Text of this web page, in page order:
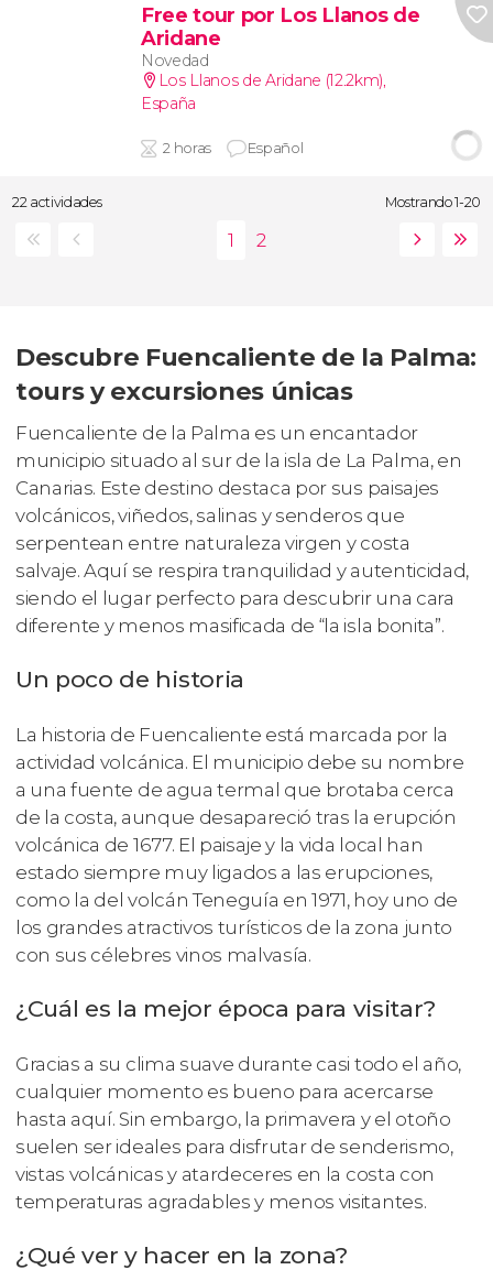
Free tour por Los Llanos de
Aridane
Novedad
Los Llanos de Aridane (12.2km),
España
2 horas Español
22 actividades Mostrando 1-20
Descubre Fuencaliente de la Palma:
tours y excursiones únicas
Fuencaliente de la Palma es un encantador
municipio situado al sur de la isla de La Palma, en
Canarias. Este destino destaca por sus paisajes
volcánicos, viñedos, salinas y senderos que
serpentean entre naturaleza virgen y costa
salvaje. Aquí se respira tranquilidad y autenticidad,
siendo el lugar perfecto para descubrir una cara
diferente y menos masificada de “la isla bonita”.
Un poco de historia
La historia de Fuencaliente está marcada por la
actividad volcánica. El municipio debe su nombre
a una fuente de agua termal que brotaba cerca
de la costa, aunque desapareció tras la erupción
volcánica de 1677. El paisaje y la vida local han
estado siempre muy ligados a las erupciones,
como la del volcán Teneguía en 1971, hoy uno de
los grandes atractivos turísticos de la zona junto
con sus célebres vinos malvasía.
¿Cuál es la mejor época para visitar?
Gracias a su clima suave durante casi todo el año,
cualquier momento es bueno para acercarse
hasta aquí. Sin embargo, la primavera y el otoño
suelen ser ideales para disfrutar de senderismo,
vistas volcánicas y atardeceres en la costa con
temperaturas agradables y menos visitantes.
¿Qué ver y hacer en la zona?